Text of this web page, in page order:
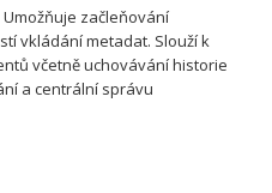
začleňování
vkládání metadat. Slouží k
včetně uchovávání historie
a centrální správu